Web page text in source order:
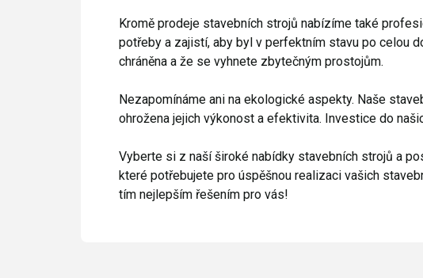
Kromě prodeje stavebních strojů nabízíme také
potřeby a zajistí, aby byl v perfektním stavu po celou
chráněna a že se vyhnete zbytečným prostojům.
Nezapomínáme ani na ekologické aspekty. Naše
ohrožena jejich výkonost a efektivita. Investice do
Vyberte si z naší široké nabídky stavebních strojů a
které potřebujete pro úspěšnou realizaci vašich
tím nejlepším řešením pro vás!